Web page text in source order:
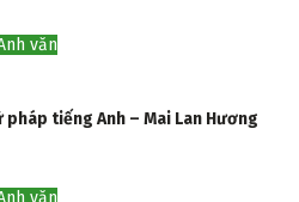
văn
pháp tiếng Anh – Mai Lan Hương